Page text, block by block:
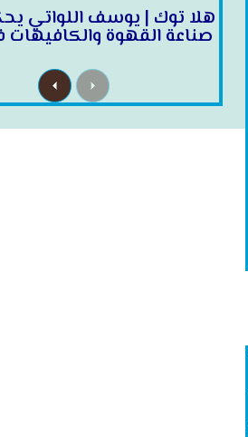
هلا توك | يوسف اللواتي
صناعة القهوة
P
r
v
N
e
t